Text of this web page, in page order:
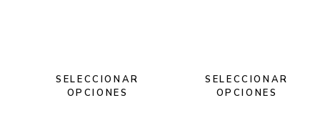
SELECCIONAR
OPCIONES
SELECCIONAR
OPCIONES